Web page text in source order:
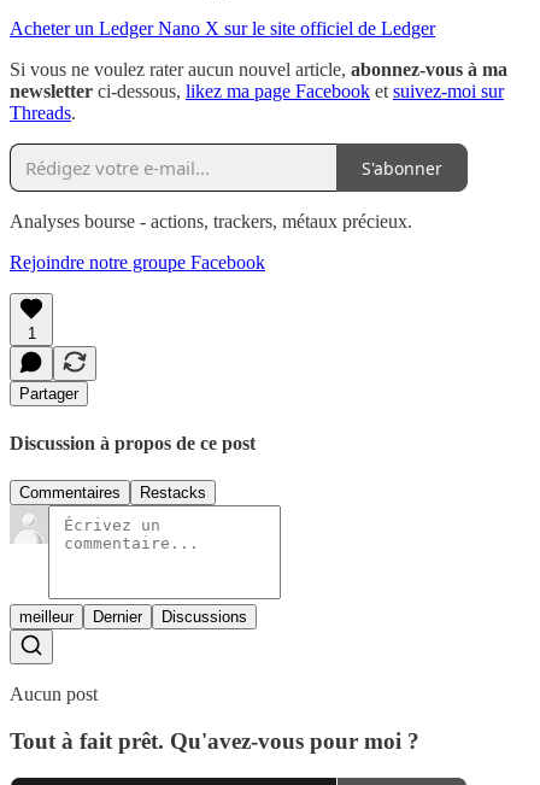
Acheter un Ledger Nano X sur le site officiel de Ledger
Si vous ne voulez rater aucun nouvel article, abonnez-vous à ma
newsletter ci-dessous, likez ma page Facebook etsuivez-moi sur
Threads.
S'abonner
Analyses bourse - actions, trackers, métaux précieux.
Rejoindre notre groupe Facebook
1
Partager
Discussion à propos de ce post
Commentaires Restacks
meilleur Dernier Discussions
Aucun post
Tout à fait prêt. Qu'avez-vous pour moi ?